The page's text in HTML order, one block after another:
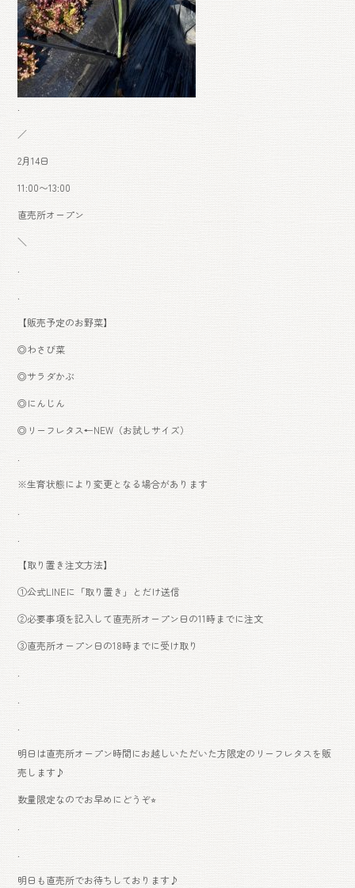
.
／
2月14日
11:00〜13:00
直売所オープン
＼
.
.
【販売予定のお野菜】
◎わさび菜
◎サラダかぶ
◎にんじん
◎リーフレタス←NEW（お試しサイズ）
.
※生育状態により変更となる場合があります
.
.
【取り置き注文方法】
①公式LINEに「取り置き」とだけ送信
②必要事項を記入して直売所オープン日の11時までに注文
③直売所オープン日の18時までに受け取り
.
.
.
明日は直売所オープン時間にお越しいただいた方限定のリーフレタスを販
売します♪
数量限定なのでお早めにどうぞ⭐︎
.
.
明日も直売所でお待ちしております♪